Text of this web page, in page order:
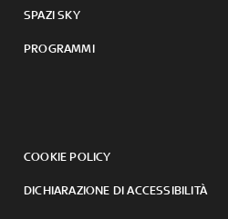
SPAZI SKY
PROGRAMMI
COOKIE POLICY
DICHIARAZIONE DI ACCESSIBILITÀ